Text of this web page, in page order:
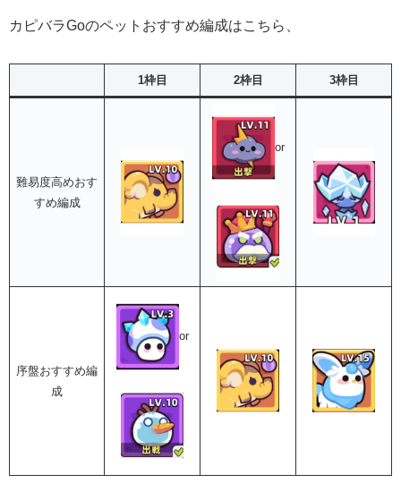
カピバラGoのペットおすすめ編成はこちら、
1枠目 2枠目 3枠目
難易度高めおす
すめ編成
or
序盤おすすめ編
成
or